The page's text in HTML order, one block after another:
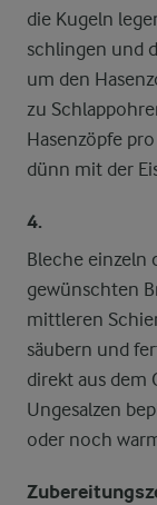
die Kugeln
schlingen und
um den
zu
Hasenzöpfe
dünn mit der
4.
Bleche einzeln
gewünschten
mittleren
säubern und
direkt aus dem
Ungesalzen
oder noch